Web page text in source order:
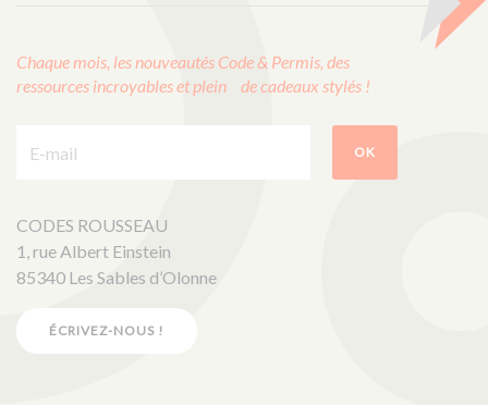
Chaque mois, les nouveautés Code & Permis, des
ressources incroyables et plein de cadeaux stylés !
OK
CODES ROUSSEAU
1, rue Albert Einstein
85340 Les Sables d’Olonne
ÉCRIVEZ-NOUS !